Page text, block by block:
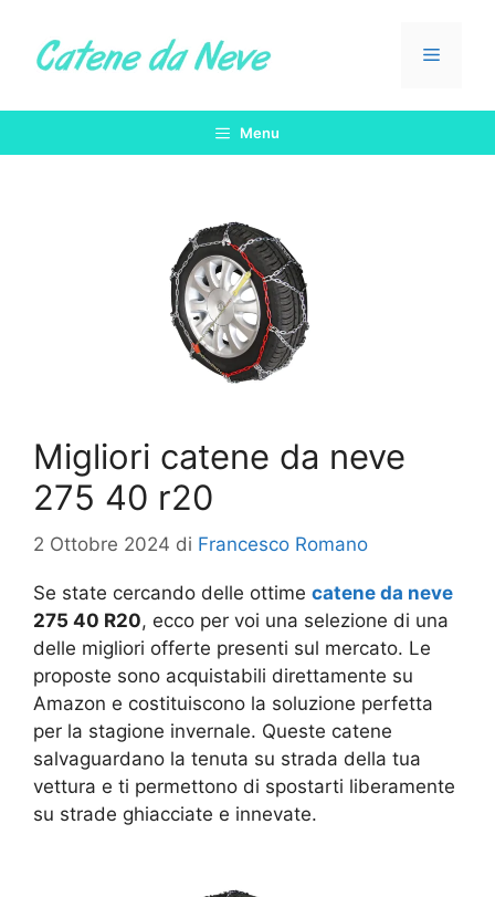
contenuto
Menu
Menu
Migliori catene da neve
275 40 r20
2 Ottobre 2024 di Francesco Romano
Se state cercando delle ottime catene da neve
275 40 R20, ecco per voi una selezione di una
delle migliori offerte presenti sul mercato. Le
proposte sono acquistabili direttamente su
Amazon e costituiscono la soluzione perfetta
per la stagione invernale. Queste catene
salvaguardano la tenuta su strada della tua
vettura e ti permettono di spostarti liberamente
su strade ghiacciate e innevate.